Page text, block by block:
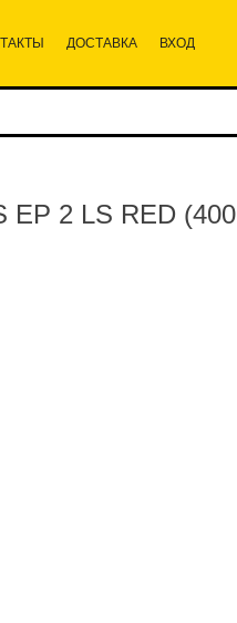
ДОСТАВКА ВХОД
EP 2 LS RED (400